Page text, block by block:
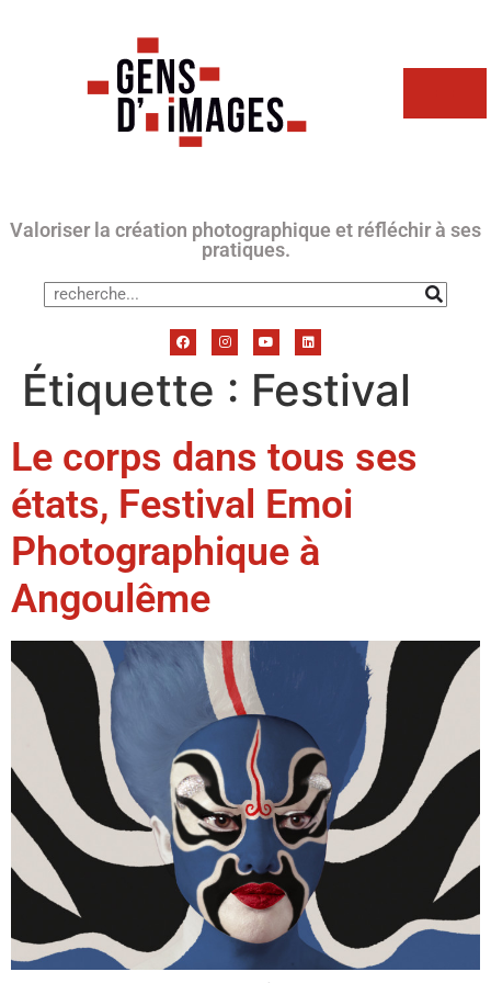
Valoriser la création photographique et réfléchir à ses
pratiques.
Étiquette : Festival
Le corps dans tous ses
états, Festival Emoi
Photographique à
Angoulême